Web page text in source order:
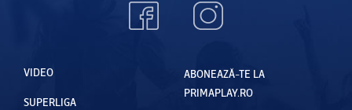
VIDEO
SUPERLIGA
ABONEAZĂ-TE LA
PRIMAPLAY.RO